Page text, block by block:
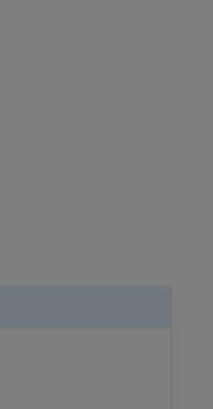
webbplats, öppnas i nytt